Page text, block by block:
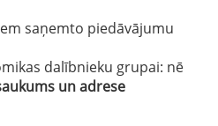
saņemto piedāvājumu
dalībnieku grupai: nē
un adrese